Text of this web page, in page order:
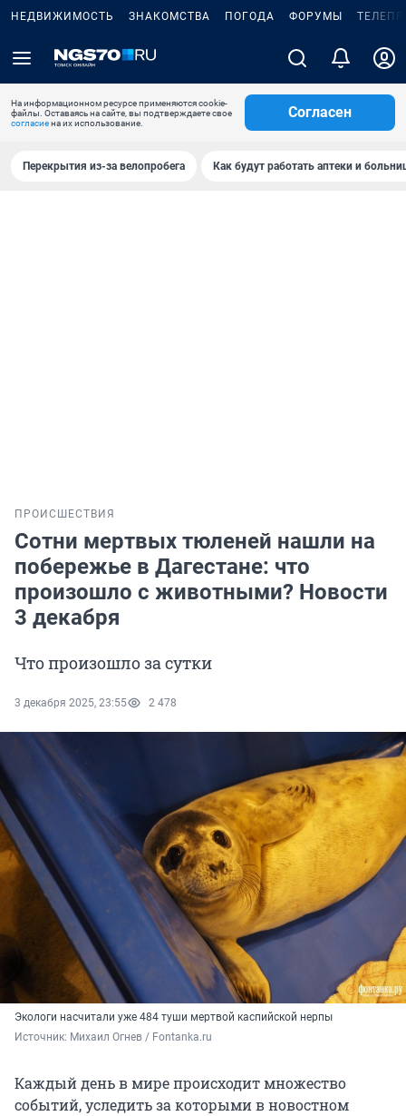
НЕДВИЖИМОСТЬ ЗНАКОМСТВА ПОГОДА ФОРУМЫ
На информационном ресурсе применяются cookie-
файлы. Оставаясь на сайте, вы подтверждаете свое
согласиена их использование.
Согласен
Перекрытия из-за велопробега Как будут работать аптеки и
ПРОИСШЕСТВИЯ
Сотни мертвых тюленей нашли на
побережье в Дагестане: что
произошло с животными? Новости
3 декабря
Что произошло за сутки
3 декабря 2025, 23:55 2 478
Экологи насчитали уже 484 туши мертвой каспийской нерпы
Источник: Михаил Огнев / Fontanka.ru
Каждый день в мире происходит множество
событий, уследить за которыми в новостном